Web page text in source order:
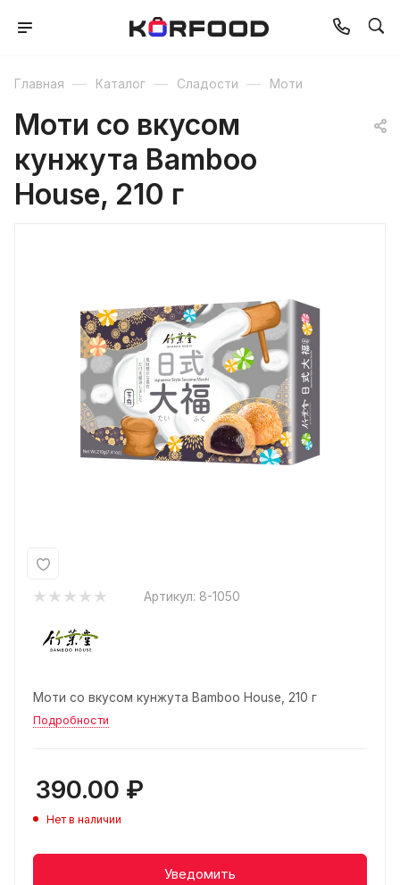
Главная — Каталог — Сладости — Моти
Моти со вкусом
кунжута Bamboo
House, 210 г
Артикул: 8-1050
Моти со вкусом кунжута Bamboo House, 210 г
Подробности
390.00 ₽
Нет в наличии
Уведомить